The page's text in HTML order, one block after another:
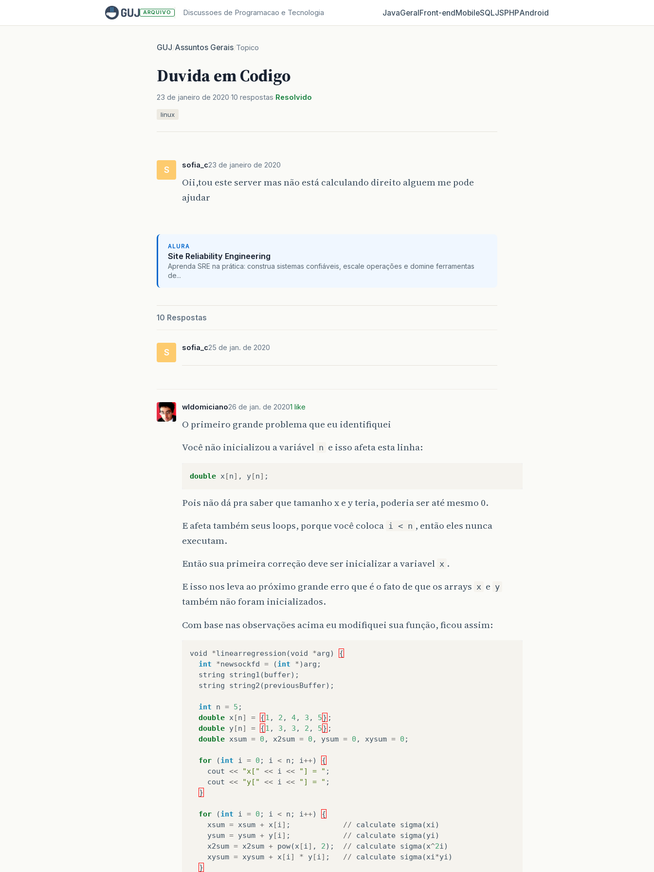
ARQUIVO Discussoes de Programacao e Tecnologia JavaGeralFront‑endMobileSQLJSPHPAndroid
GUJ/Assuntos Gerais/Topico
Duvida em Codigo
23 de janeiro de 2020 10 respostas Resolvido
linux
S sofia_c23 de janeiro de 2020
Oii,tou este server mas não está calculando direito alguem me pode
ajudar
ALURA
Site Reliability Engineering
Aprenda SRE na prática: construa sistemas confiáveis, escale operações e domine ferramentas
de...
10 Respostas
S sofia_c25 de jan. de 2020
wldomiciano26 de jan. de 20201 like
O primeiro grande problema que eu identifiquei
Você não inicializou a variável n e isso afeta esta linha:
double x [n] , y[n] ;
Pois não dá pra saber que tamanho x e y teria, poderia ser até mesmo 0.
E afeta também seus loops, porque você coloca i < n , então eles nunca
executam.
Então sua primeira correção deve ser inicializar a variavel x .
E isso nos leva ao próximo grande erro que é o fato de que os arrays x e y
também não foram inicializados.
Com base nas observações acima eu modifiquei sua função, ficou assim:
void *linearregression (void *arg)
{
int
*newsockfd = (int *) arg ;
string
string1 (buffer);
string
string2 (previousBuffer);
int n = 5 ;
double x [n] = {1 , 2 , 4, 3 , 5} ;
double y[n] = {1 , 3 , 3 , 2 , 5} ;
double xsum = 0 , x2sum = 0 , ysum = 0 , xysum = 0 ;
for (int i = 0 ; i < n ; i++)
{
cout << "x[" << i << "] = " ;
cout << "y[" << i << "] = " ;
}
for (int i = 0 ; i < n ; i++)
{
xsum = xsum + x [i ] ; // calculate sigma (xi )
ysum = ysum + y[i ] ; // calculate sigma (yi )
x2sum = x2sum + pow(x [i ] , 2); // calculate sigma (x^2i )
xysum = xysum + x [i ] * y[i ] ; // calculate sigma (xi *yi )
}